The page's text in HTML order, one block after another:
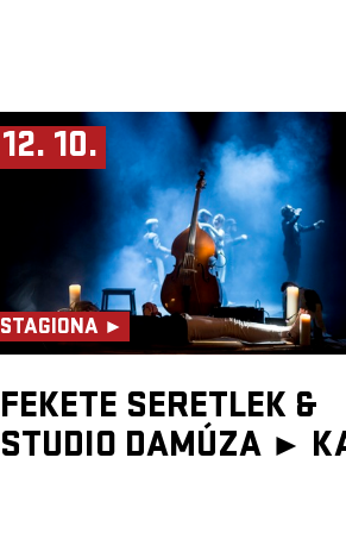
12. 10.
STAGIONA ►
FEKETE SERETLEK &
STUDIO DAMÚZA ►